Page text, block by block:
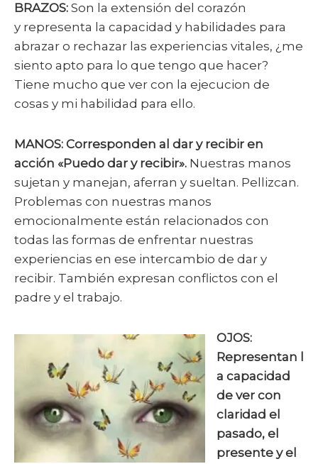
BRAZOS: Son la extensión del corazón
y representa la capacidad y habilidades para
abrazar o rechazar las experiencias vitales, ¿me
siento apto para lo que tengo que hacer?
Tiene mucho que ver con la ejecucion de
cosas y mi habilidad para ello.
MANOS: Corresponden al dar y recibir en
acción «Puedo dar y recibir». Nuestras manos
sujetan y manejan, aferran y sueltan. Pellizcan.
Problemas con nuestras manos
emocionalmente están relacionados con
todas las formas de enfrentar nuestras
experiencias en ese intercambio de dar y
recibir. También expresan conflictos con el
padre y el trabajo.
OJOS:
Representan
a capacidad
de ver con
claridad el
pasado, el
presente y el